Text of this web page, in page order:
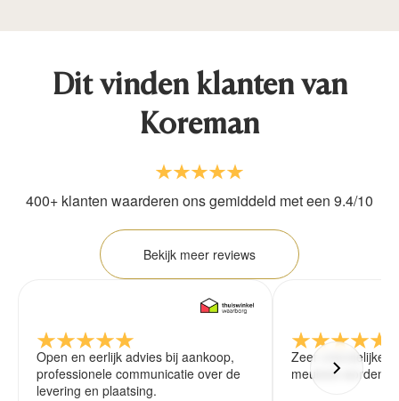
Dit vinden klanten van
Koreman
400+ klanten waarderen ons gemiddeld met een 9.4/10
Bekijk meer reviews
Open en eerlijk advies bij aankoop,
professionele communicatie over de
levering en plaatsing.
Zeer vriendelijke
meubels worden